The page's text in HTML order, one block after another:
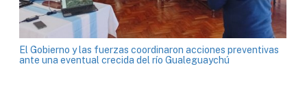
El Gobierno y las fuerzas coordinaron acciones preventivas
ante una eventual crecida del río Gualeguaychú